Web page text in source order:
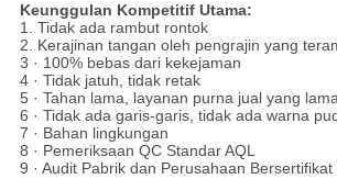
Keunggulan Kompetitif Utama:
1. Tidak ada rambut rontok
2. Kerajinan tangan oleh pengrajin yang
3 · 100% bebas dari kekejaman
4 · Tidak jatuh, tidak retak
5 · Tahan lama, layanan purna jual yang
6 · Tidak ada garis-garis, tidak ada warna
7 · Bahan lingkungan
8 · Pemeriksaan QC Standar AQL
9 · Audit Pabrik dan Perusahaan Bersertifikat